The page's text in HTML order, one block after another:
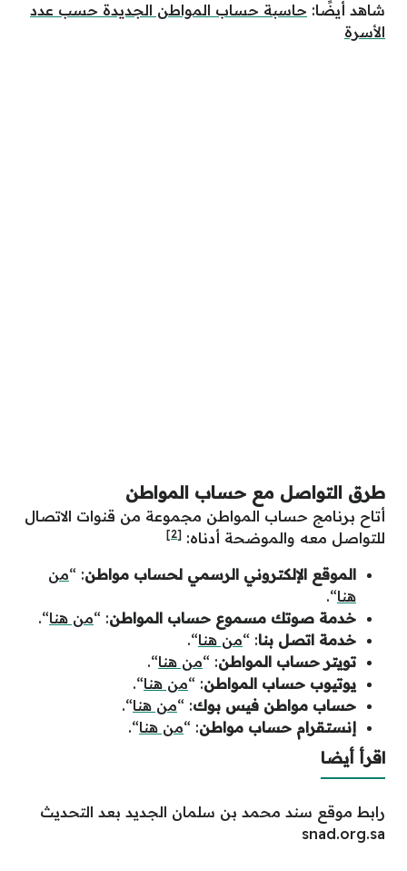
شاهد أيضًا: حاسبة حساب المواطن الجديدة حسب عدد
الأسرة
طرق التواصل مع حساب المواطن
أتاح برنامج حساب المواطن مجموعة من قنوات الاتصال
للتواصل معه والموضحة أدناه: [2]
الموقع الإلكتروني الرسمي لحساب مواطن: “من
هنا“.
خدمة صوتك مسموع حساب المواطن: “من هنا“.
خدمة اتصل بنا: “من هنا“.
تويتر حساب المواطن: “من هنا“.
يوتيوب حساب المواطن: “من هنا“.
حساب مواطن فيس بوك: “من هنا“.
إنستقرام حساب مواطن: “من هنا“.
اقرأ أيضا
رابط موقع سند محمد بن سلمان الجديد بعد التحديث
snad.org.sa